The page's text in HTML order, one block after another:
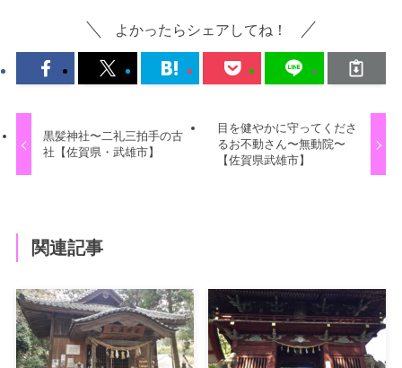
よかったらシェアしてね！
黒髪神社〜二礼三拍手の古
社【佐賀県・武雄市】
目を健やかに守ってくださ
るお不動さん〜無動院〜
【佐賀県武雄市】
関連記事